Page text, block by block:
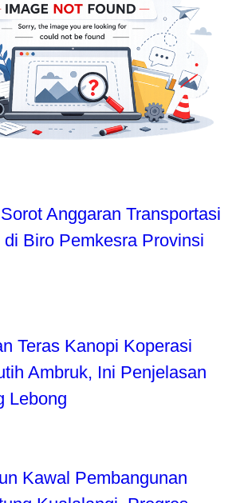
Anggaran Transportasi
Biro Pemkesra Provinsi
Teras Kanopi Koperasi
Ambruk, Ini Penjelasan
Lebong
Kawal Pembangunan